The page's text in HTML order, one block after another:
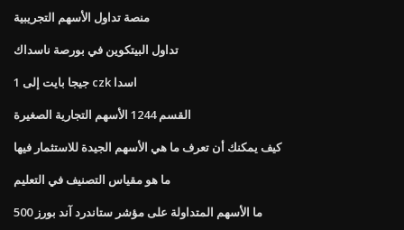
منصة تداول الأسهم التجريبية
تداول البيتكوين في بورصة ناسداك
1 جيجا بايت إلى czk اسدا
القسم 1244 الأسهم التجارية الصغيرة
كيف يمكنك أن تعرف ما هي الأسهم الجيدة للاستثمار فيها
ما هو مقياس التصنيف في التعليم
ما الأسهم المتداولة على مؤشر ستاندرد آند بورز 500